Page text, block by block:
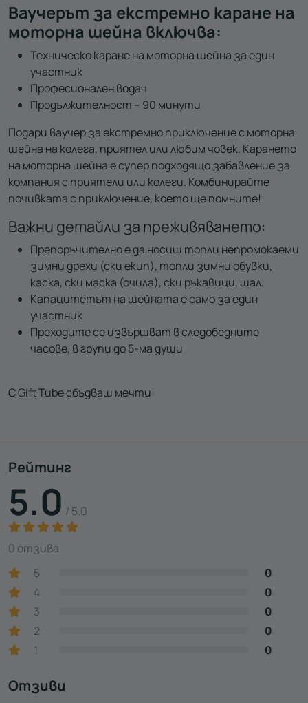
Ваучерът за екстремно каране на
моторна шейна включва:
Техническо каране на моторна шейна за един
участник
Професионален водач
Продължителност – 90 минути
Подари ваучер за екстремно приключение с моторна
шейна на колега, приятел или любим човек. Карането
на моторна шейна е супер подходящо забавление за
компания с приятели или колеги. Комбинирайте
почивката с приключение, което ще помните!
Важни детайли за преживяването:
Препоръчително е да носиш топли непромокаеми
зимни дрехи (ски екип), топли зимни обувки,
каска, ски маска (очила), ски ръкавици, шал.
Капацитетът на шейната е само за един
участник
Преходите се извършват в следобедните
часове, в групи до 5-ма души
С Gift Tube сбъдваш мечти!
Рейтинг
5.0 / 5.0
0 отзива
5
0
4
0
3
0
2
0
1
0
Отзиви